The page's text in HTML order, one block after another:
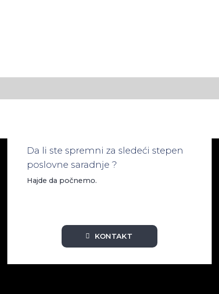
Da li ste spremni za sledeći stepen
poslovne saradnje ?
Hajde da počnemo.
KONTAKT